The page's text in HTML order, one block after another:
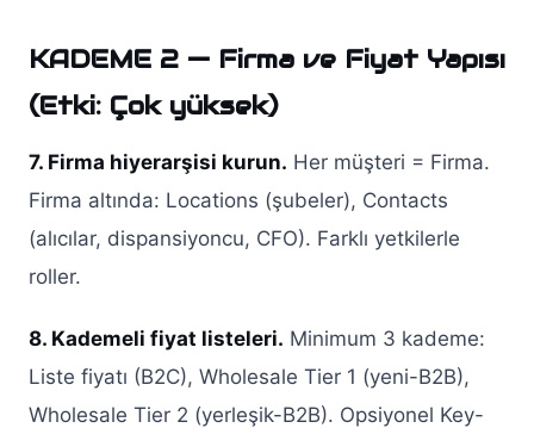
KADEME 2 — Firma ve Fiyat Yapısı
(Etki: Çok yüksek)
7. Firma hiyerarşisi kurun. Her müşteri = Firma.
Firma altında: Locations (şubeler), Contacts
(alıcılar, dispansiyoncu, CFO). Farklı yetkilerle
roller.
8. Kademeli fiyat listeleri. Minimum 3 kademe:
Liste fiyatı (B2C), Wholesale Tier 1 (yeni-B2B),
Wholesale Tier 2 (yerleşik-B2B). Opsiyonel Key-